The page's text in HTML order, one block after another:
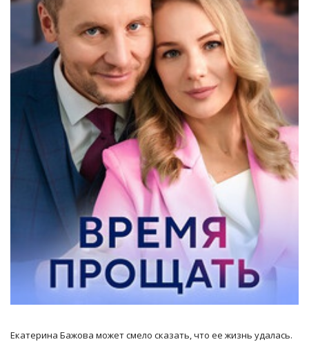
Екатерина Бажова может смело сказать, что ее жизнь удалась.